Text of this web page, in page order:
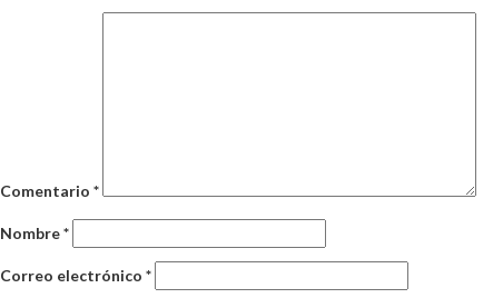
Comentario *
Nombre*
Correo electrónico *